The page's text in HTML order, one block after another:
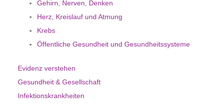
Gehirn, Nerven, Denken
Herz, Kreislauf und Atmung
Krebs
Öffentliche Gesundheit und Gesundheitssysteme
Evidenz verstehen
Gesundheit & Gesellschaft
Infektionskrankheiten